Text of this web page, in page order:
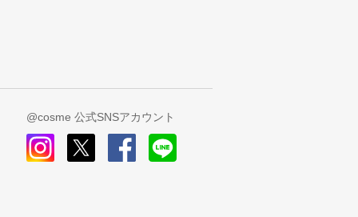
@cosme 公式SNSアカウント